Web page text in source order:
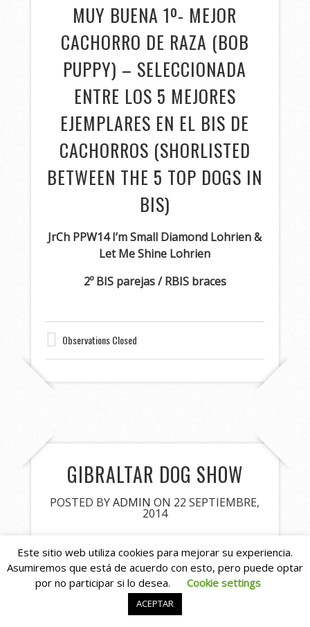
MUY BUENA 1º- MEJOR
CACHORRO DE RAZA (BOB
PUPPY) – SELECCIONADA
ENTRE LOS 5 MEJORES
EJEMPLARES EN EL BIS DE
CACHORROS (SHORLISTED
BETWEEN THE 5 TOP DOGS IN
BIS)
JrCh PPW14 I’m Small Diamond Lohrien &
Let Me Shine Lohrien
2º BIS parejas / RBIS braces
Observations Closed
GIBRALTAR DOG SHOW
POSTED BYADMIN ON 22 SEPTIEMBRE,
2014
Estrenamos nuevo apartado de noticias
en nuestra web aprovechando nuestra
última exposición el pasado sábado 20 de
Septiembre de 2014 en Gibraltar,
tambíen aprovechamos para dar desde
Este sitio web utiliza cookies para mejorar su experiencia.
Asumiremos que está de acuerdo con esto, pero puede optar
por no participar si lo desea.
Cookie settings
ACEPTAR